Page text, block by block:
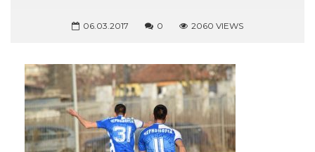
06.03.2017 0 2060 VIEWS